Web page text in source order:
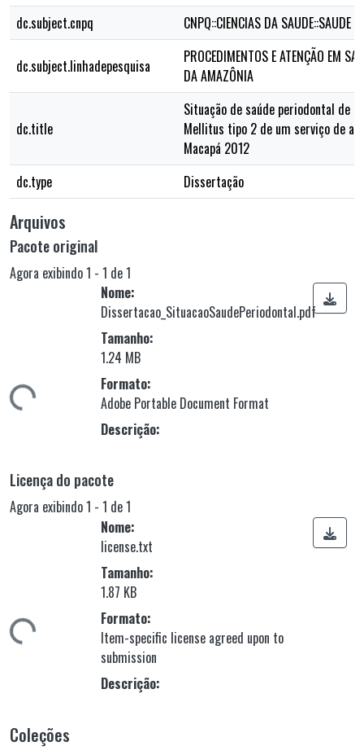
dc.subject.cnpq
CNPQ::CIENCIAS DA SAUDE::SAUDE
dc.subject.linhadepesquisa
PROCEDIMENTOS E ATENÇÃO EM
DA AMAZÔNIA
dc.title
Situação de saúde periodontal de
Mellitus tipo 2 de um serviço de
Macapá 2012
dc.type
Dissertação
Arquivos
Pacote original
Agora exibindo1 - 1 de 1
Nome:
Dissertacao_SituacaoSaudePeriodontal.pdf
Tamanho:
1.24 MB
Formato:
Adobe Portable Document Format
Descrição:
Licença do pacote
Agora exibindo1 - 1 de 1
Nome:
license.txt
Tamanho:
1.87 KB
Formato:
Item-specific license agreed upon to
submission
Descrição:
Coleções